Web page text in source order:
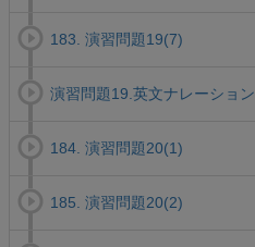
183. 演習問題19(7)
演習問題19.英文ナレーション
184. 演習問題20(1)
185. 演習問題20(2)